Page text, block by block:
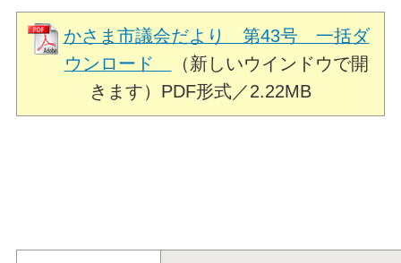
かさま市議会だより 第43号 一括ダ
ウンロード
（新しいウインドウで開
きます） PDF形式／2.22MB